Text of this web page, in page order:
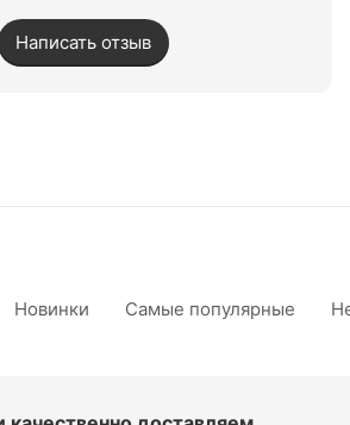
Написать отзыв
Новинки Самые популярные